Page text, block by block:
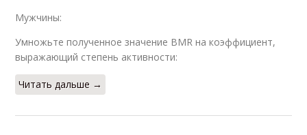
Мужчины:
Умножьте полученное значение BMR на коэффициент,
выражающий степень активности:
Читать дальше →